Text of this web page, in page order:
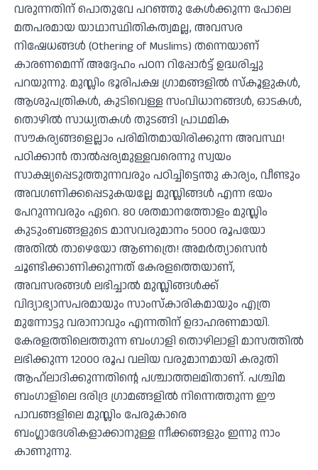
വരുന്നതിന് പൊതുവേ പറഞ്ഞു കേൾക്കുന്ന പോലെ
മതപരമായ യാഥാസ്ഥിതികത്വമല്ല, അവസര
നിഷേധങ്ങൾ (Othering of Muslims) തന്നെയാണ്
കാരണമെന്ന് അദ്ദേഹം പഠന റിപ്പോർട്ട് ഉദ്ധരിച്ചു
പറയുന്നു. മുസ്ലിം ഭൂരിപക്ഷ ഗ്രാമങ്ങളിൽ സ്കൂളുകൾ,
ആശുപത്രികൾ, കുടിവെള്ള സംവിധാനങ്ങൾ, ഓടകൾ,
തൊഴിൽ സാധ്യതകൾ തുടങ്ങി പ്രാഥമിക
സൗകര്യങ്ങളെല്ലാം പരിമിതമായിരിക്കുന്ന അവസ്ഥ!
പഠിക്കാൻ താൽപ്പര്യമുള്ളവരെന്നു സ്വയം
സാക്ഷ്യപ്പെടുത്തുന്നവരും പഠിച്ചിട്ടെന്തു കാര്യം, വീണ്ടും
അവഗണിക്കപ്പെടുകയല്ലേ മുസ്ലിങ്ങൾ എന്ന ഭയം
പേറുന്നവരും ഏറെ. 80 ശതമാനത്തോളം മുസ്ലിം
കുടുംബങ്ങളുടെ മാസവരുമാനം 5000 രൂപയോ
അതിൽ താഴെയോ ആണത്രെ! അമർത്യാസെൻ
ചൂണ്ടിക്കാണിക്കുന്നത് കേരളത്തെയാണ്,
അവസരങ്ങൾ ലഭിച്ചാൽ മുസ്ലിങ്ങൾക്ക്
വിദ്യാഭ്യാസപരമായും സാംസ്കാരികമായും എത്ര
മുന്നോട്ടു വരാനാവും എന്നതിന് ഉദാഹരണമായി.
കേരളത്തിലെത്തുന്ന ബംഗാളി തൊഴിലാളി മാസത്തിൽ
ലഭിക്കുന്ന 12000 രൂപ വലിയ വരുമാനമായി കരുതി
ആഹ്ലാദിക്കുന്നതിൻ്റെ പശ്ചാത്തലമിതാണ്. പശ്ചിമ
ബംഗാളിലെ ദരിദ്ര ഗ്രാമങ്ങളിൽ നിന്നെത്തുന്ന ഈ
പാവങ്ങളിലെ മുസ്ലിം പേരുകാരെ
ബംഗ്ലാദേശികളാക്കാനുള്ള നീക്കങ്ങളും ഇന്നു നാം
കാണുന്നു.